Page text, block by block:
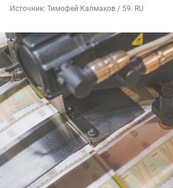
Источник: Тимофей Калмаков / 59. RU